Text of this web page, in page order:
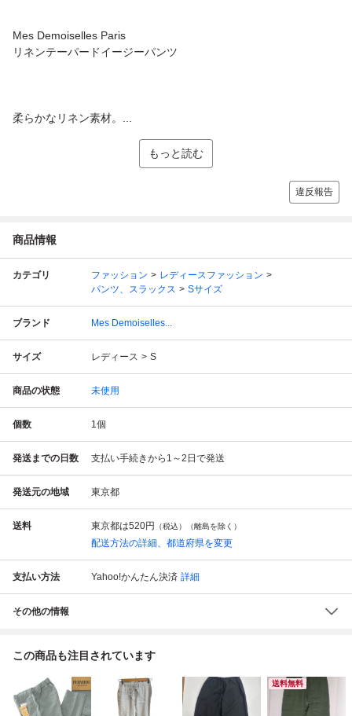
Mes Demoiselles Paris
リネンテーパードイージーパンツ
柔らかなリネン素材。...
もっと読む
違反報告
商品情報
カテゴリ ファッション
レディースファッション
パンツ、スラックス
Sサイズ
ブランド Mes Demoiselles...
サイズ レディース S
商品の状態 未使用
個数 1個
発送までの日数 支払い手続きから1～2日で発送
発送元の地域 東京都
送料 東京都は520円 （税込）（離島を除く）
配送方法の詳細、都道府県を変更
支払い方法 Yahoo!かんたん決済 詳細
その他の情報
この商品も注目されています
送料無料